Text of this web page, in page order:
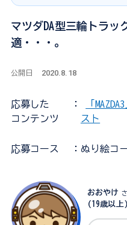
マツダDA型三輪トラッ
適・・・。
公開日 2020.8.18
応募した
コンテンツ
：
「
スト
応募コース ：ぬり絵コ
おおやけ
(19歳以上)